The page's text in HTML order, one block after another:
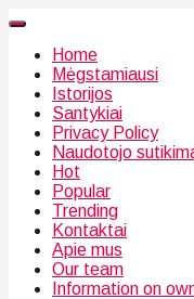
Home
Mėgstamiausi
Istorijos
Santykiai
Privacy Policy
Naudotojo
Hot
Popular
Trending
Kontaktai
Apie mus
Our team
Information on